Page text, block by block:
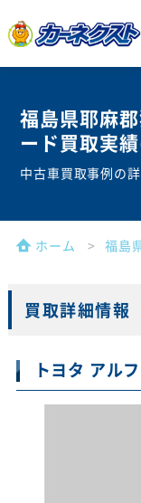
福島県耶麻
ード買取実
中古車買取事例の
ホーム 福島
買取詳細情報
トヨタ アル